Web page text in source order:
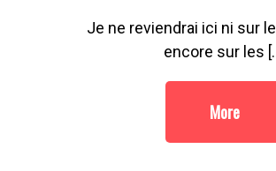
Je ne reviendrai ici ni sur
encore sur les
More